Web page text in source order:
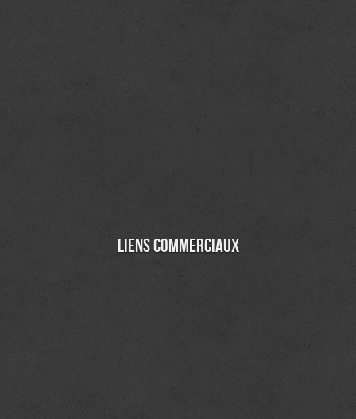
Liens commerciaux